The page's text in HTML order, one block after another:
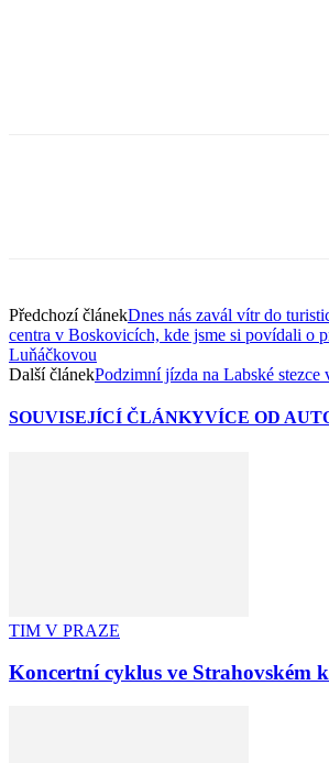
Předchozí článekDnes nás zavál vítr do
centra v Boskovicích, kde jsme si povídali o
Luňáčkovou
Další článekPodzimní jízda na Labské stezce
SOUVISEJÍCÍ ČLÁNKYVÍCE OD
TIM V PRAZE
Koncertní cyklus ve Strahovském